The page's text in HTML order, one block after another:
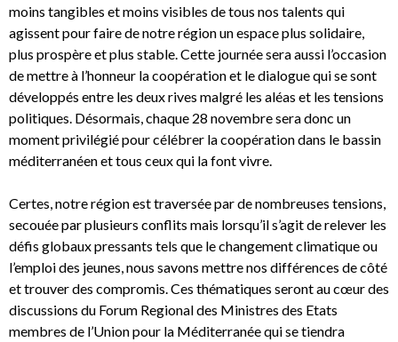
moins tangibles et moins visibles de tous nos talents qui
agissent pour faire de notre région un espace plus solidaire,
plus prospère et plus stable. Cette journée sera aussi l’occasion
de mettre à l’honneur la coopération et le dialogue qui se sont
développés entre les deux rives malgré les aléas et les tensions
politiques. Désormais, chaque 28 novembre sera donc un
moment privilégié pour célébrer la coopération dans le bassin
méditerranéen et tous ceux qui la font vivre.
Certes, notre région est traversée par de nombreuses tensions,
secouée par plusieurs conflits mais lorsqu’il s’agit de relever les
défis globaux pressants tels que le changement climatique ou
l’emploi des jeunes, nous savons mettre nos différences de côté
et trouver des compromis. Ces thématiques seront au cœur des
discussions du Forum Regional des Ministres des Etats
membres de l’Union pour la Méditerranée qui se tiendra